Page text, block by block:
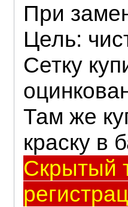
При
Цель:
Сетку
Там же
краску в
Скрытый